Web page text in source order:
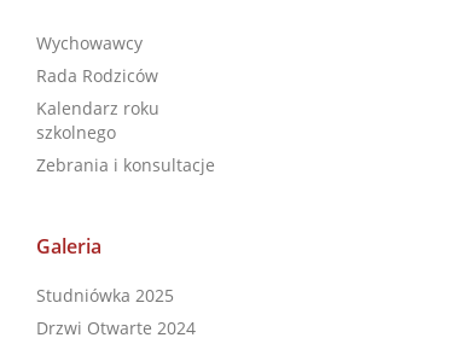
Wychowawcy
Rada Rodziców
Kalendarz roku
szkolnego
Zebrania i konsultacje
Galeria
Studniówka 2025
Drzwi Otwarte 2024